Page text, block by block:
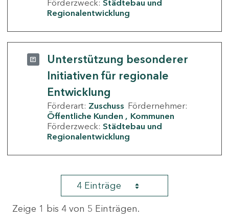
Förderzweck: Städtebau und
Regionalentwicklung
Unterstützung besonderer
Initiativen für regionale
Entwicklung
Förderart: Zuschuss Fördernehmer:
Öffentliche Kunden
Kommunen
Förderzweck: Städtebau und
Regionalentwicklung
4 Einträge
Zeige 1 bis 4 von 5 Einträgen.